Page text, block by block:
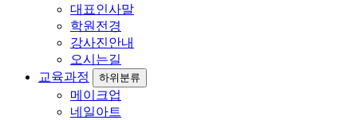
대표인사말
학원전경
강사진안내
오시는길
교육과정
하위분류
메이크업
네일아트